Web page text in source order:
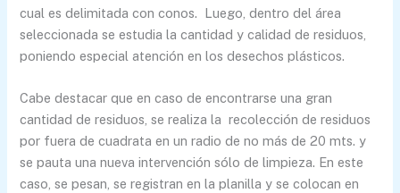
cual es delimitada con conos. Luego, dentro del área
seleccionada se estudia la cantidad y calidad de residuos,
poniendo especial atención en los desechos plásticos.
Cabe destacar que en caso de encontrarse una gran
cantidad de residuos, se realiza la recolección de residuos
por fuera de cuadrata en un radio de no más de 20 mts. y
se pauta una nueva intervención sólo de limpieza. En este
caso, se pesan, se registran en la planilla y se colocan en